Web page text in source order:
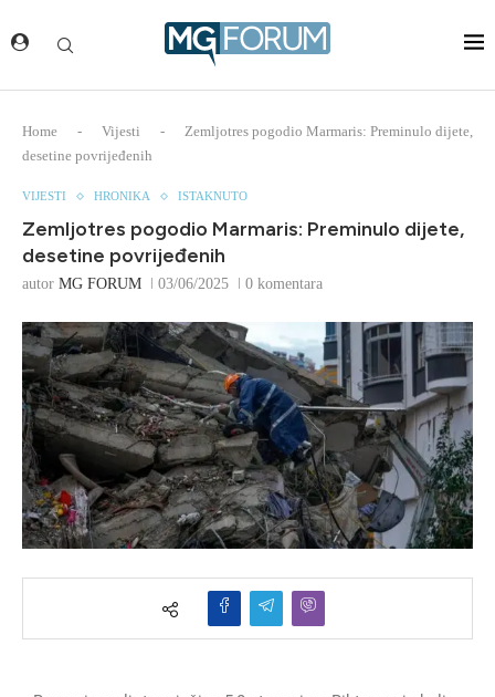
Home - Vijesti -
Zemljotres pogodio Marmaris: Preminulo dijete,
desetine povrijeđenih
VIJESTI HRONIKA ISTAKNUTO
Zemljotres pogodio Marmaris: Preminulo dijete,
desetine povrijeđenih
autor MG FORUM 03/06/2025 0 komentara